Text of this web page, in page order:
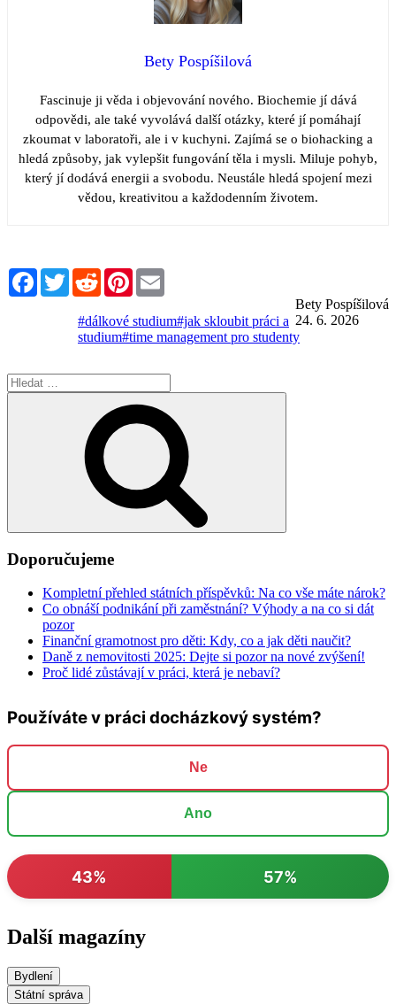
Bety Pospíšilová
Fascinuje ji věda i objevování nového. Biochemie jí dává
odpovědi, ale také vyvolává další otázky, které jí pomáhají
zkoumat v laboratoři, ale i v kuchyni. Zajímá se o biohacking a
hledá způsoby, jak vylepšit fungování těla i mysli. Miluje pohyb,
který jí dodává energii a svobodu. Neustále hledá spojení mezi
vědou, kreativitou a každodenním životem.
FacebookTwitterRedditPinterest
Bety Pospíšilová
24. 6. 2026
#dálkové studium#jak skloubit práci a
studium#time management pro studenty
Hledat:
Doporučujeme
Kompletní přehled státních příspěvků: Na co vše máte nárok?
Co obnáší podnikání při zaměstnání? Výhody a na co si dát
pozor
Finanční gramotnost pro děti: Kdy, co a jak děti naučit?
Daně z nemovitosti 2025: Dejte si pozor na nové zvýšení!
Proč lidé zůstávají v práci, která je nebaví?
Používáte v práci docházkový systém?
Ne
Ano
43% 57%
Další magazíny
Bydlení
Státní správa